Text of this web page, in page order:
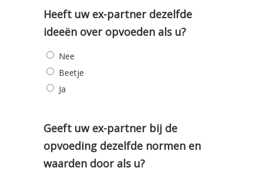
Heeft uw ex-partner dezelfde
ideeën over opvoeden als u?
Nee
Beetje
Ja
Geeft uw ex-partner bij de
opvoeding dezelfde normen en
waarden door als u?